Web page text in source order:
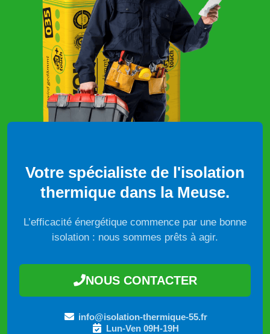
Votre spécialiste de l'isolation
thermique dans la Meuse.
L’efficacité énergétique commence par une bonne
isolation : nous sommes prêts à agir.
NOUS CONTACTER
info@isolation-thermique-55.fr
Lun-Ven 09H-19H